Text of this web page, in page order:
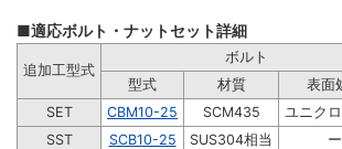
■適応ボルト・ナットセット詳細
追加工型式
ボルト
型式
材質 表面
SET
CBM10-25 SCM435 ユニク
SST
SCB10-25 SUS304相当 ー